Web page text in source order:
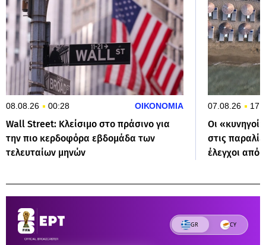
08.08.26 00:28 ΟΙΚΟΝΟΜΙΑ
Wall Street: Κλείσιμο στο πράσινο για
την πιο κερδοφόρα εβδομάδα των
τελευταίων μηνών
07.08.26
Οι
στις
έλεγχοι από